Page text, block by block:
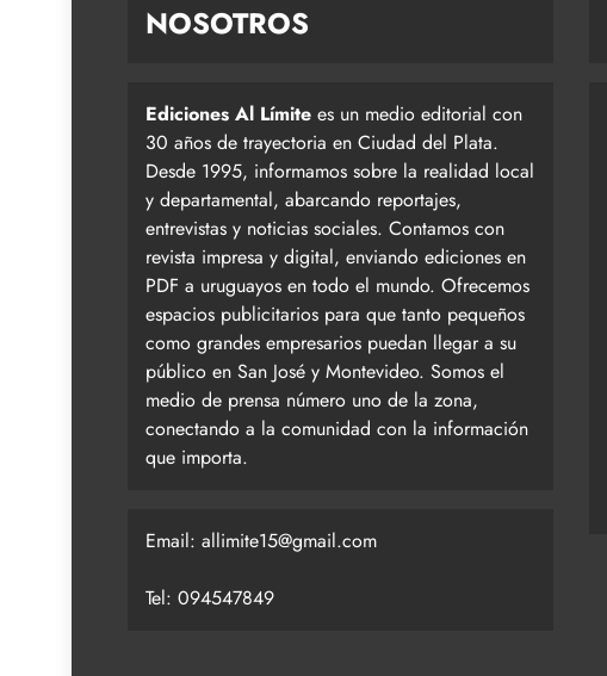
NOSOTROS
Ediciones Al Límite es un medio editorial con
30 años de trayectoria en Ciudad del Plata.
Desde 1995, informamos sobre la realidad local
y departamental, abarcando reportajes,
entrevistas y noticias sociales. Contamos con
revista impresa y digital, enviando ediciones en
PDF a uruguayos en todo el mundo. Ofrecemos
espacios publicitarios para que tanto pequeños
como grandes empresarios puedan llegar a su
público en San José y Montevideo. Somos el
medio de prensa número uno de la zona,
conectando a la comunidad con la información
que importa.
Email: allimite15@gmail.com
Tel: 094547849